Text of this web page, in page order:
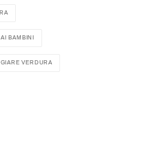
BAMBINI
VERDURA